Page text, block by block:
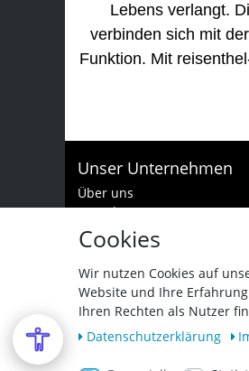
Lebens verlangt.
verbinden sich mit
Funktion. Mit
Unser Unternehmen
Über uns
Kontakt
Batteriehinweis
Impressum
Datenschutzerklärung
AGB und
Barrierefreiheitserklärung
Cookies
Wir nutzen Cookies auf
Website und Ihre
Ihren Rechten als Nutzer
Daten­schutz­erklärung